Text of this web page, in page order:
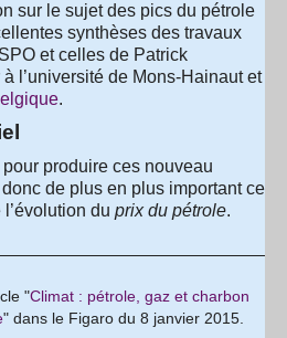
sur le sujet des pics du pétrole
synthèses des travaux
et celles de Patrick
l’université de Mons-Hainaut et
.
produire ces nouveau
de plus en plus important ce
du prix du pétrole.
"Climat : pétrole, gaz et charbon
" dans le Figaro du 8 janvier 2015.